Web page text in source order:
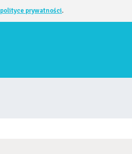
polityce prywatności.